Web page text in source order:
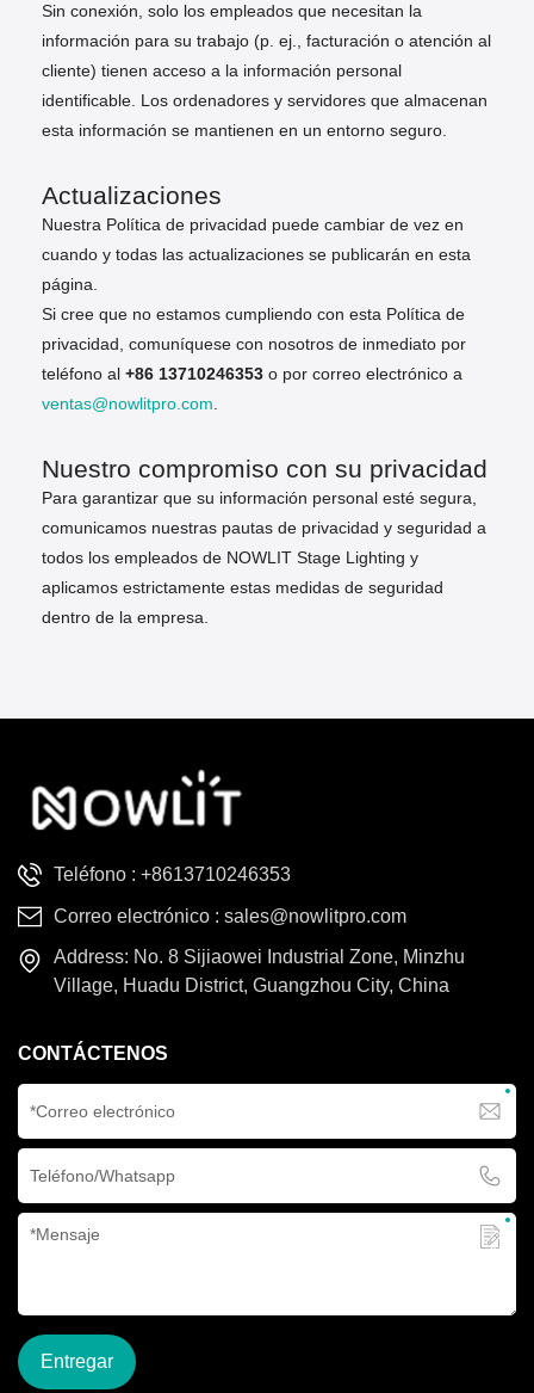
Sin conexión, solo los empleados que necesitan la
información para su trabajo (p. ej., facturación o atención al
cliente) tienen acceso a la información personal
identificable. Los ordenadores y servidores que almacenan
esta información se mantienen en un entorno seguro.
Actualizaciones
Nuestra Política de privacidad puede cambiar de vez en
cuando y todas las actualizaciones se publicarán en esta
página.
Si cree que no estamos cumpliendo con esta Política de
privacidad, comuníquese con nosotros de inmediato por
teléfono al +86 13710246353 o por correo electrónico a
ventas@nowlitpro.com
Nuestro compromiso con su privacidad
Para garantizar que su información personal esté segura,
comunicamos nuestras pautas de privacidad y seguridad a
todos los empleados de NOWLIT Stage Lighting y
aplicamos estrictamente estas medidas de seguridad
dentro de la empresa.
Teléfono :+8613710246353
Correo electrónico :sales@nowlitpro.com
Address: No. 8 Sijiaowei Industrial Zone, Minzhu
Village, Huadu District, Guangzhou City, China
CONTÁCTENOS
Entregar